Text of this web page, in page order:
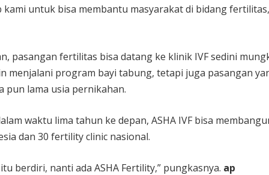
untuk bisa membantu masyarakat di bidang
pasangan fertilitas bisa datang ke klinik IVF sedini
menjalani program bayi tabung, tetapi juga pasangan
pun lama usia pernikahan.
waktu lima tahun ke depan, ASHA IVF bisa
dan 30 fertility clinic nasional.
itu berdiri, nanti ada ASHA Fertility,” pungkasnya. ap